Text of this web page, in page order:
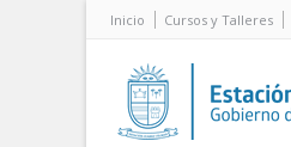
Inicio Cursos y Talleres